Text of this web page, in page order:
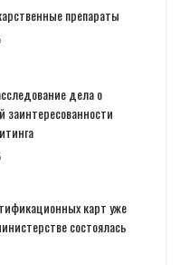
препараты
дела о
заинтересованности
карт уже
состоялась